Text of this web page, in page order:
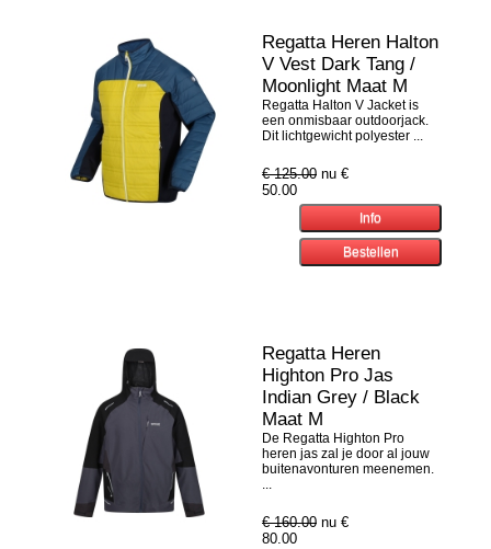
Regatta Heren Halton
V Vest Dark Tang /
Moonlight Maat M
Regatta Halton V Jacket is
een onmisbaar outdoorjack.
Dit lichtgewicht polyester ...
€ 125.00 nu €
50.00
Regatta Heren
Highton Pro Jas
Indian Grey / Black
Maat M
De Regatta Highton Pro
heren jas zal je door al jouw
buitenavonturen meenemen.
...
€ 160.00 nu €
80.00